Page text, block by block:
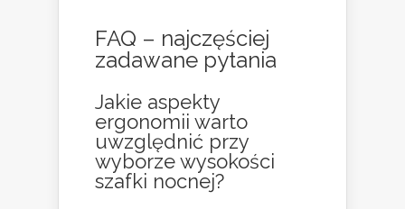
FAQ – najczęściej
zadawane pytania
Jakie aspekty
ergonomii warto
uwzględnić przy
wyborze wysokości
szafki nocnej?